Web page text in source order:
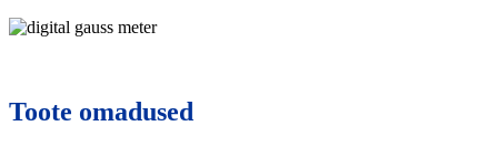
Toote omadused